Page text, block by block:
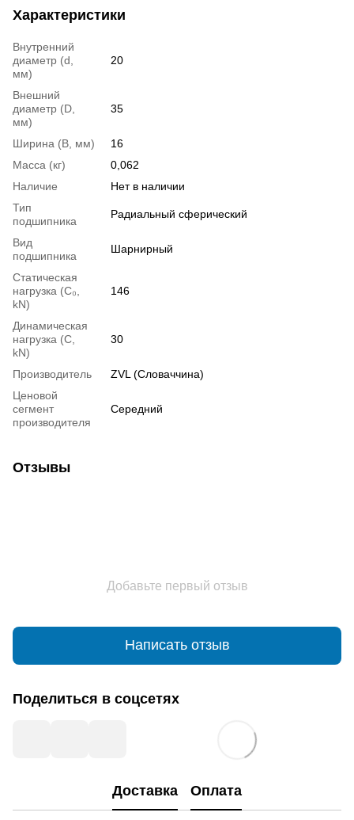
Характеристики
Внутренний
диаметр (d,
мм)
20
Внешний
диаметр (D,
мм)
35
Ширина (B, мм)
16
Масса (кг)
0,062
Наличие
Нет в наличии
Тип
подшипника
Радиальный сферический
Вид
подшипника
Шарнирный
Статическая
нагрузка (С₀,
kN)
146
Динамическая
нагрузка (С,
kN)
30
Производитель
ZVL (Словаччина)
Ценовой
сегмент
производителя
Середний
Отзывы
Добавьте первый отзыв
Написать отзыв
Поделиться в соцсетях
Доставка Оплата